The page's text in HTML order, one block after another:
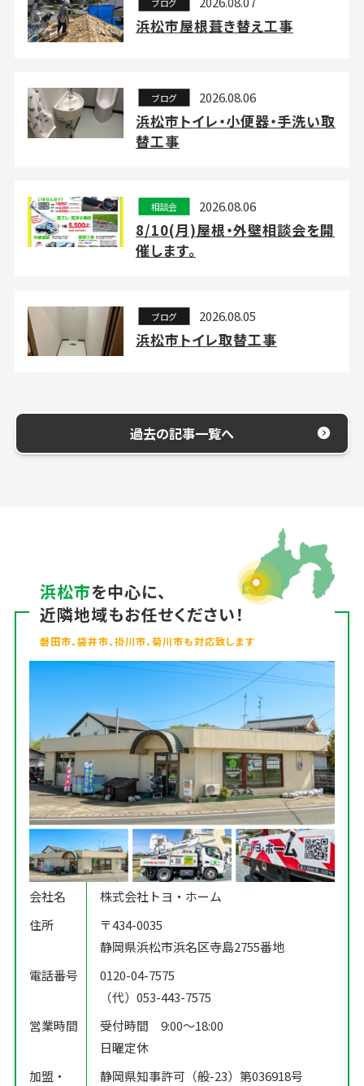
浜松市屋根葺き替え工事
ブログ 2026.08.06
浜松市トイレ・小便器・手洗い取
替工事
相談会 2026.08.06
8/10(月)屋根・外壁相談会を開
催します。
ブログ 2026.08.05
浜松市トイレ取替工事
過去の記事一覧へ
浜松市を中心に、
近隣地域もお任せください！
磐田市、袋井市、掛川市、菊川市も対応致します
会社名
株式会社トヨ・ホーム
住所
〒434-0035
静岡県浜松市浜名区寺島2755番地
電話番号
0120-04-7575
（代）053-443-7575
営業時間
受付時間 9:00〜18:00
日曜定休
加盟・
静岡県知事許可（般-23）第036918号